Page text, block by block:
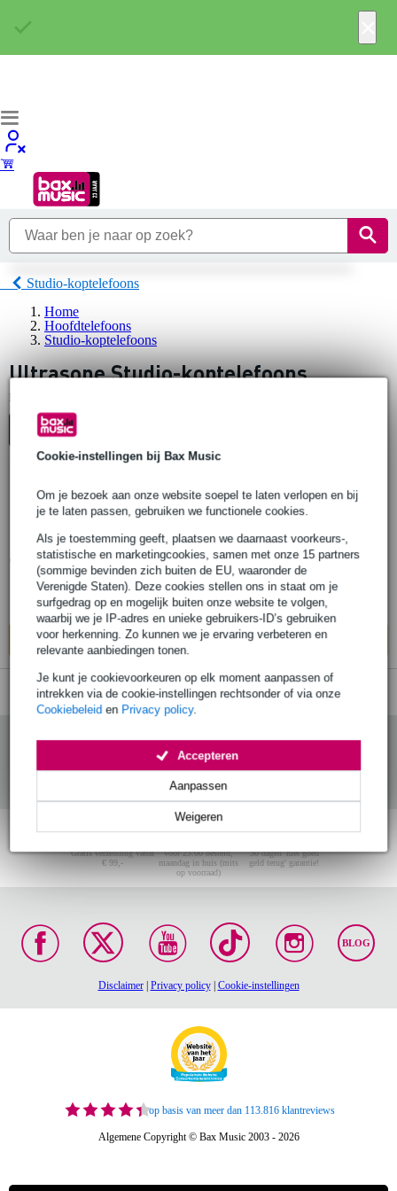
Cookie-instellingen bij Bax Music
Om je bezoek aan onze website soepel te laten verlopen en bij
je te laten passen, gebruiken we functionele cookies.
Als je toestemming geeft, plaatsen we daarnaast voorkeurs-,
statistische en marketingcookies, samen met onze 15 partners
(sommige bevinden zich buiten de EU, waaronder de
Verenigde Staten). Deze cookies stellen ons in staat om je
surfgedrag op en mogelijk buiten onze website te volgen,
waarbij we je IP-adres en unieke gebruikers-ID’s gebruiken
voor herkenning. Zo kunnen we je ervaring verbeteren en
relevante aanbiedingen tonen.
Je kunt je cookievoorkeuren op elk moment aanpassen of
intrekken via de cookie-instellingen rechtsonder of via onze
Cookiebeleid en Privacy policy.
Weigeren
Aanpassen
Accepteren
Studio-koptelefoons
Home
Hoofdtelefoons
Studio-koptelefoons
Ultrasone Studio-koptelefoons
Er is
Top-10
Ultrasone Signature Natural studio-
koptelefoon
Adviesprijs € 649,- € 609,-
Op voorraad bij de leverancier
In mijn winkelwagen
Gratis verzending vanaf
€ 99,-
Voor 23:00 besteld,
maandag in huis (mits
op voorraad)
30 dagen 'niet goed
geld terug' garantie!
BLOG
Disclaimer| Privacy policy| Cookie-instellingen
op basis van meer dan 113.816 klantreviews
Algemene Copyright © Bax Music 2003 - 2026